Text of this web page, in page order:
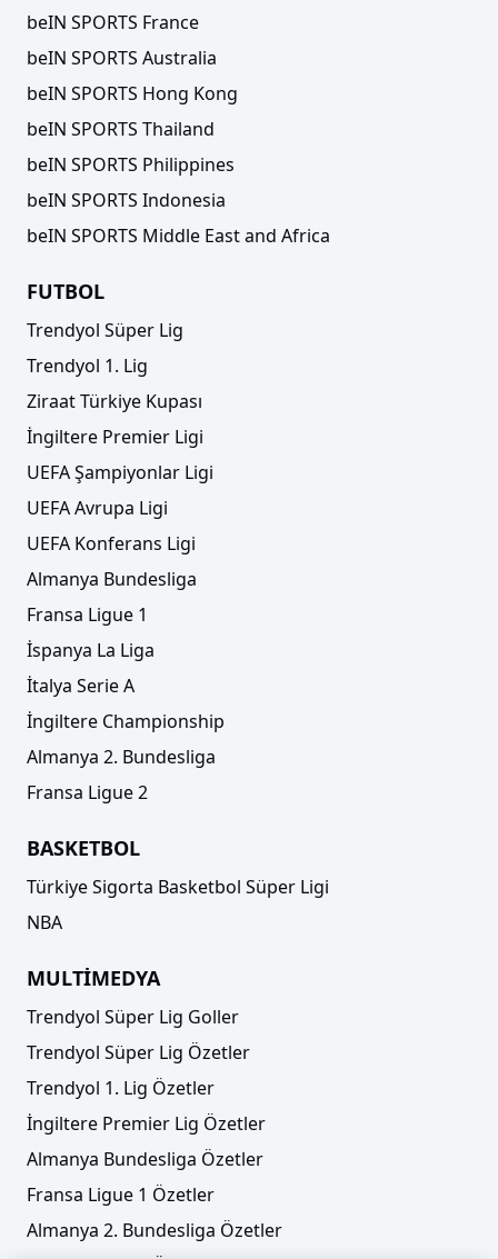
beIN SPORTS France
beIN SPORTS Australia
beIN SPORTS Hong Kong
beIN SPORTS Thailand
beIN SPORTS Philippines
beIN SPORTS Indonesia
beIN SPORTS Middle East and Africa
FUTBOL
Trendyol Süper Lig
Trendyol 1. Lig
Ziraat Türkiye Kupası
İngiltere Premier Ligi
UEFA Şampiyonlar Ligi
UEFA Avrupa Ligi
UEFA Konferans Ligi
Almanya Bundesliga
Fransa Ligue 1
İspanya La Liga
İtalya Serie A
İngiltere Championship
Almanya 2. Bundesliga
Fransa Ligue 2
BASKETBOL
Türkiye Sigorta Basketbol Süper Ligi
NBA
MULTİMEDYA
Trendyol Süper Lig Goller
Trendyol Süper Lig Özetler
Trendyol 1. Lig Özetler
İngiltere Premier Lig Özetler
Almanya Bundesliga Özetler
Fransa Ligue 1 Özetler
Almanya 2. Bundesliga Özetler